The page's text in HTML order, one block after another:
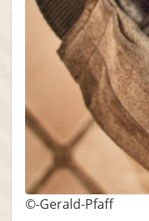
©-Gerald-Pfaff